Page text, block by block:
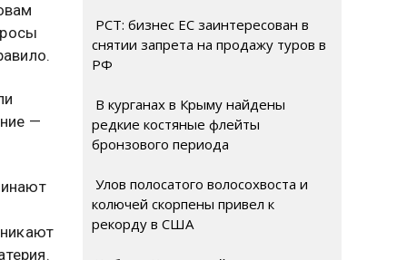
—
РСТ: бизнес ЕС заинтересован в
снятии запрета на продажу туров в
РФ
В курганах в Крыму найдены
редкие костяные флейты
бронзового периода
Улов полосатого волосохвоста и
колючей скорпены привел к
рекорду в США